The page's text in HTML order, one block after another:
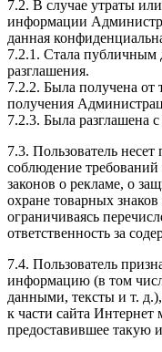
7.2. В случае утраты
информации
данная
7.2.1. Стала публичным
разглашения.
7.2.2. Была получена от
получения
7.2.3. Была разглашена
7.3. Пользователь несет
соблюдение требований
законов о рекламе, о
охране товарных
ограничиваясь
ответственность за
7.4. Пользователь
информацию (в том
данными, тексты и т.
к части сайта
предоставившее такую